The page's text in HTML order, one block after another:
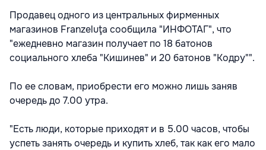
Продавец одного из центральных фирменных
магазинов Franzeluţa сообщила "ИНФОТАГ", что
"ежедневно магазин получает по 18 батонов
социального хлеба "Кишинев" и 20 батонов "Кодру"".
По ее словам, приобрести его можно лишь заняв
очередь до 7.00 утра.
"Есть люди, которые приходят и в 5.00 часов, чтобы
успеть занять очередь и купить хлеб, так как его мало